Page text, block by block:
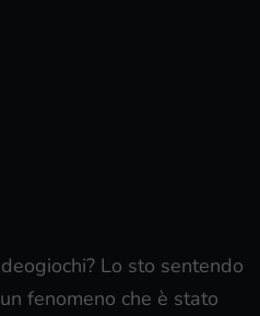
Lo sto sentendo
fenomeno che è stato